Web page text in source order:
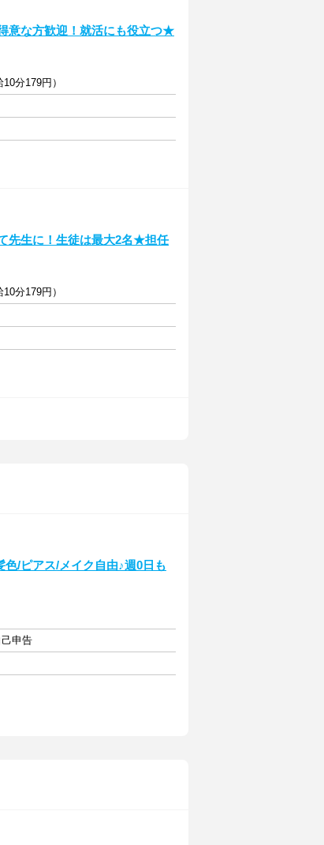
意な方歓迎！就活にも役立つ★
分179円）
先生に！生徒は最大2名★担任
分179円）
/ピアス/メイク自由♪週0日も
申告